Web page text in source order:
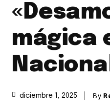
mágica
diciembre 1, 2025 By